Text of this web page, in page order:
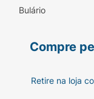
Bulário
Compre
Retire na loja